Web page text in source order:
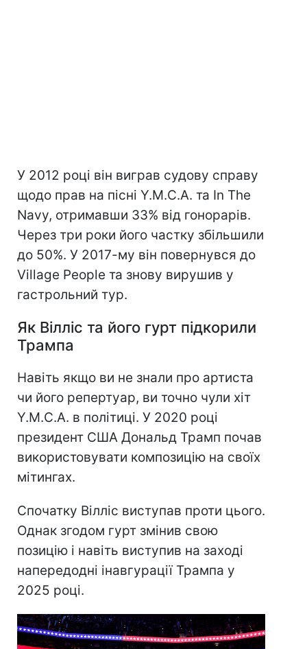
У 2012 році він виграв судову справу
щодо прав на пісні Y.M.C.A. та In The
Navy, отримавши 33% від гонорарів.
Через три роки його частку збільшили
до 50%. У 2017-му він повернувся до
Village People та знову вирушив у
гастрольний тур.
Як Вілліс та його гурт підкорили
Трампа
Навіть якщо ви не знали про артиста
чи його репертуар, ви точно чули хіт
Y.M.C.A. в політиці. У 2020 році
президент США Дональд Трамп почав
використовувати композицію на своїх
мітингах.
Спочатку Вілліс виступав проти цього.
Однак згодом гурт змінив свою
позицію і навіть виступив на заході
напередодні інавгурації Трампа у
2025 році.